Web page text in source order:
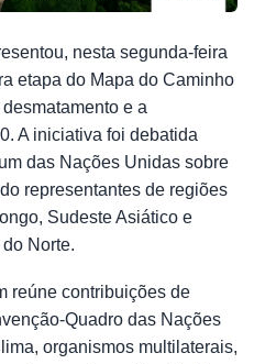
nesta segunda-feira
etapa do Mapa do Caminho
e a
A iniciativa foi debatida
das Nações Unidas sobre
representantes de regiões
Sudeste Asiático e
Norte.
reúne contribuições de
Quadro das Nações
organismos multilaterais,